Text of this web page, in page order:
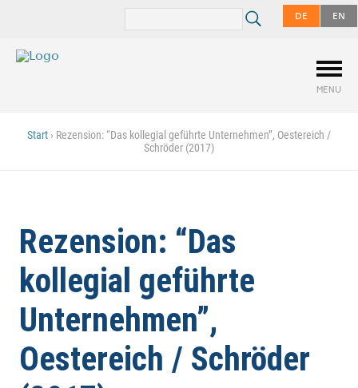
MENU
DE EN
Start › Rezension: “Das kollegial geführte Unternehmen”, Oestereich /
Schröder (2017)
Rezension: “Das
kollegial geführte
Unternehmen”,
Oestereich / Schröder